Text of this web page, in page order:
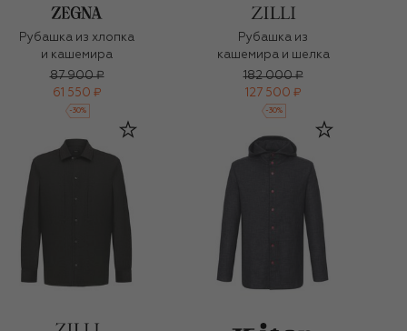
Рубашка из хлопка
и кашемира
87 900 ₽
61 550 ₽
-30%
Рубашка из
кашемира и шелка
182 000 ₽
127 500 ₽
-30%